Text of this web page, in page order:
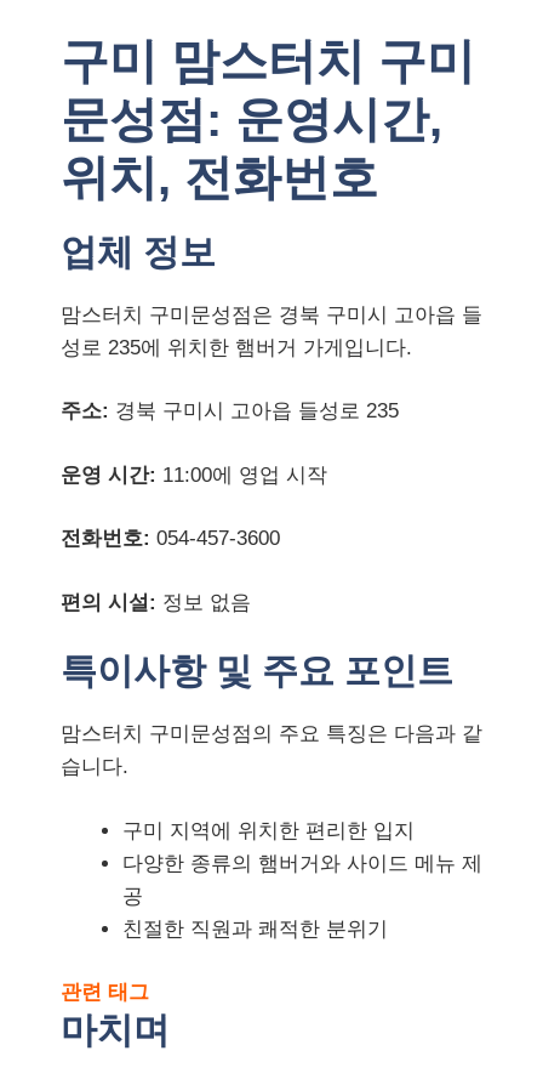
구미 맘스터치 구미
문성점: 운영시간,
위치, 전화번호
업체 정보
맘스터치 구미문성점은 경북 구미시 고아읍 들
성로 235에 위치한 햄버거 가게입니다.
주소: 경북 구미시 고아읍 들성로 235
운영 시간: 11:00에 영업 시작
전화번호: 054-457-3600
편의 시설: 정보 없음
특이사항 및 주요 포인트
맘스터치 구미문성점의 주요 특징은 다음과 같
습니다.
구미 지역에 위치한 편리한 입지
다양한 종류의 햄버거와 사이드 메뉴 제
공
친절한 직원과 쾌적한 분위기
관련 태그
마치며